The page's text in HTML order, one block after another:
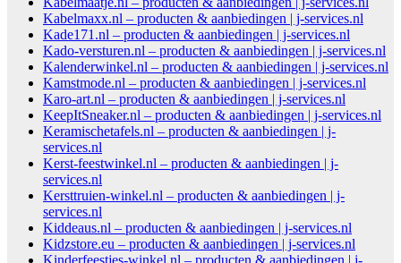
Kabelmaxx.nl – producten & aanbiedingen | j-services.nl
Kade171.nl – producten & aanbiedingen | j-services.nl
Kado-versturen.nl – producten & aanbiedingen | j-services.nl
Kalenderwinkel.nl – producten & aanbiedingen | j-services.nl
Kamstmode.nl – producten & aanbiedingen | j-services.nl
Karo-art.nl – producten & aanbiedingen | j-services.nl
KeepItSneaker.nl – producten & aanbiedingen | j-services.nl
Keramischetafels.nl – producten & aanbiedingen | j-
services.nl
Kerst-feestwinkel.nl – producten & aanbiedingen | j-
services.nl
Kersttruien-winkel.nl – producten & aanbiedingen | j-
services.nl
Kiddeaus.nl – producten & aanbiedingen | j-services.nl
Kidzstore.eu – producten & aanbiedingen | j-services.nl
Kinderfeestjes-winkel.nl – producten & aanbiedingen | j-